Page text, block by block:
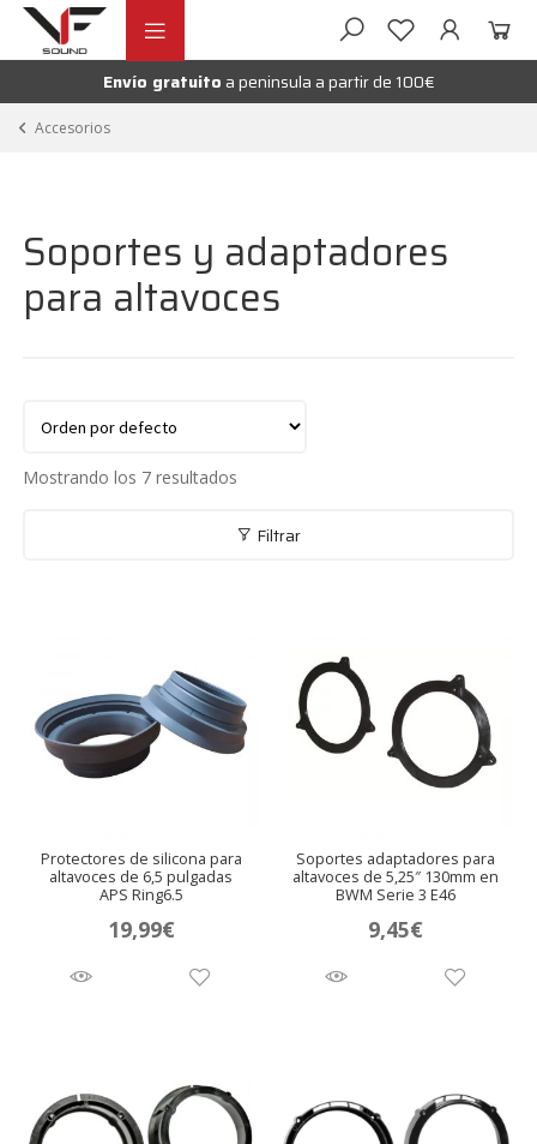
Ir
navegación
Ir
contenidoEnvío gratuito a peninsula a partir de 100€
Accesorios
Soportes y adaptadores
para altavoces
Mostrando los 7 resultados
Filtrar
Protectores de silicona para
altavoces de 6,5 pulgadas
APS Ring6.5
19,99€
Soportes adaptadores para
altavoces de 5,25″ 130mm en
BWM Serie 3 E46
9,45€